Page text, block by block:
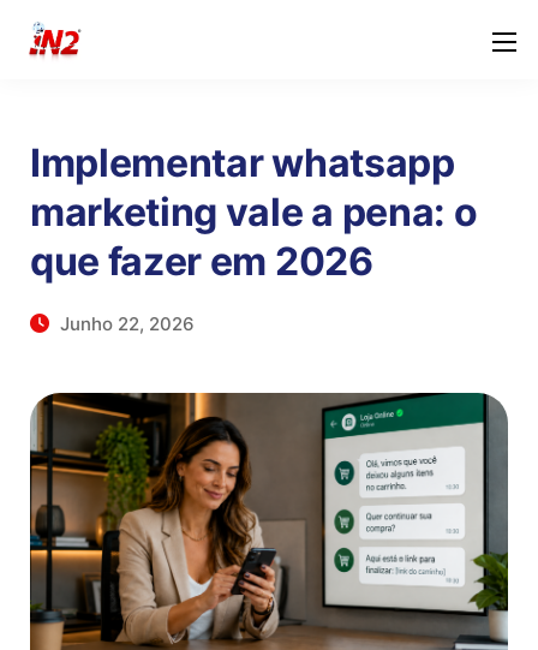
Implementar whatsapp
marketing vale a pena: o
que fazer em 2026
Junho 22, 2026